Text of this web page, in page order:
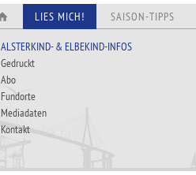
LIES MICH! SAISON-TIPPS
ALSTERKIND- & ELBEKIND-INFOS
Gedruckt
Abo
Fundorte
Mediadaten
Kontakt